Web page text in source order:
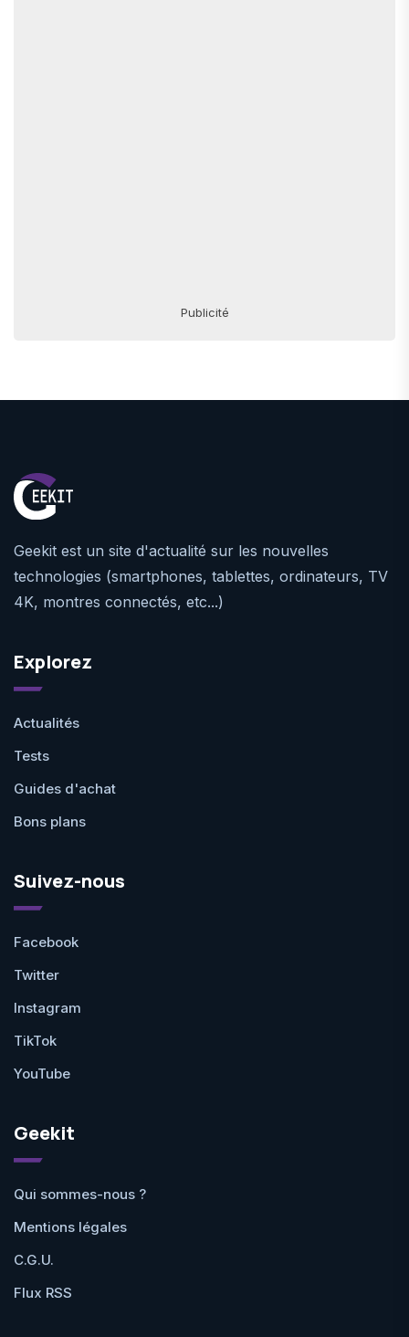
Publicité
Geekit est un site d'actualité sur les nouvelles
technologies (smartphones, tablettes, ordinateurs, TV
4K, montres connectés, etc...)
Explorez
Actualités
Tests
Guides d'achat
Bons plans
Suivez-nous
Facebook
Twitter
Instagram
TikTok
YouTube
Geekit
Qui sommes-nous ?
Mentions légales
C.G.U.
Flux RSS